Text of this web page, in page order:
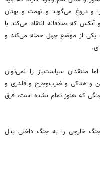
و دروغ می‌گوید و تهمت و بهتان
که صادقانه انتقاد می‌کند با
یکی از موضع جهل حمله می‌کند و
منتقدان سیاست‌باز را نمی‌توان
و هتاکی و ضرب‌وجرح و قلدری و
که هنوز تمام نشده است، فرق
خارجی را به جنگ داخلی بدل